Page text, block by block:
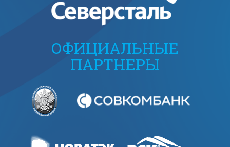
ОФИЦИАЛЬНЫЕ
ПАРТНЕРЫ